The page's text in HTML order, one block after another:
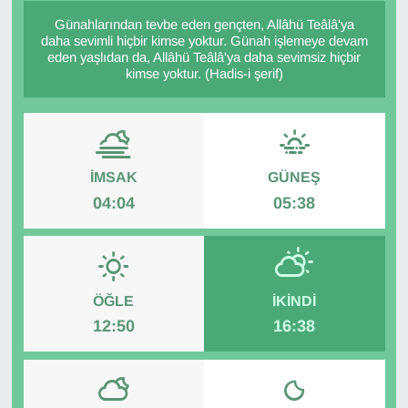
Günahlarından tevbe eden gençten, Allâhü Teâlâ'ya
daha sevimli hiçbir kimse yoktur. Günah işlemeye devam
eden yaşlıdan da, Allâhü Teâlâ'ya daha sevimsiz hiçbir
kimse yoktur. (Hadis-i şerif)
İMSAK
04:04
GÜNEŞ
05:38
ÖĞLE
12:50
İKINDI
16:38
Diğer
EKONOMİ
En çok konuşulanlar
GENEL
Güncel